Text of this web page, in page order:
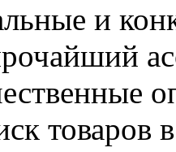
и
товаров